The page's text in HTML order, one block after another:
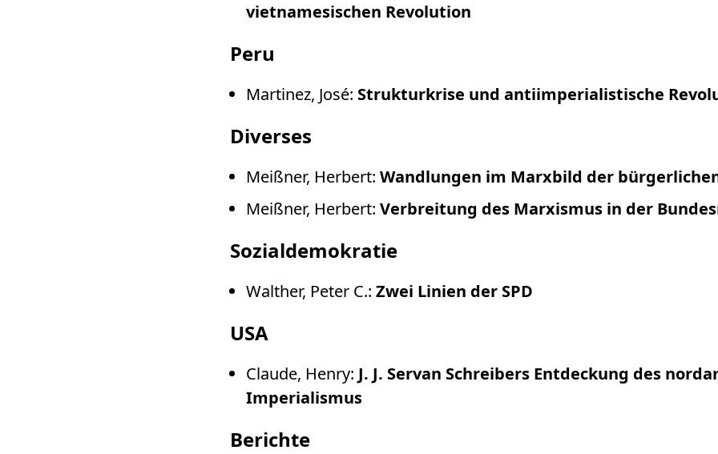
vietnamesischen Revolution
Peru
Martinez, José: Strukturkrise und antiimperialistische
Diverses
Meißner, Herbert: Wandlungen im Marxbild der
Meißner, Herbert: Verbreitung des Marxismus in der
Sozialdemokratie
Walther, Peter C.: Zwei Linien der SPD
USA
Claude, Henry: J. J. Servan Schreibers Entdeckung des
Imperialismus
Berichte